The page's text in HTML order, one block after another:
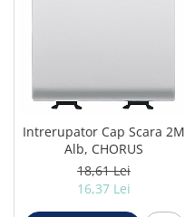
Intrerupator Cap Scara 2M
Alb, CHORUS
18,61 Lei
16,37 Lei